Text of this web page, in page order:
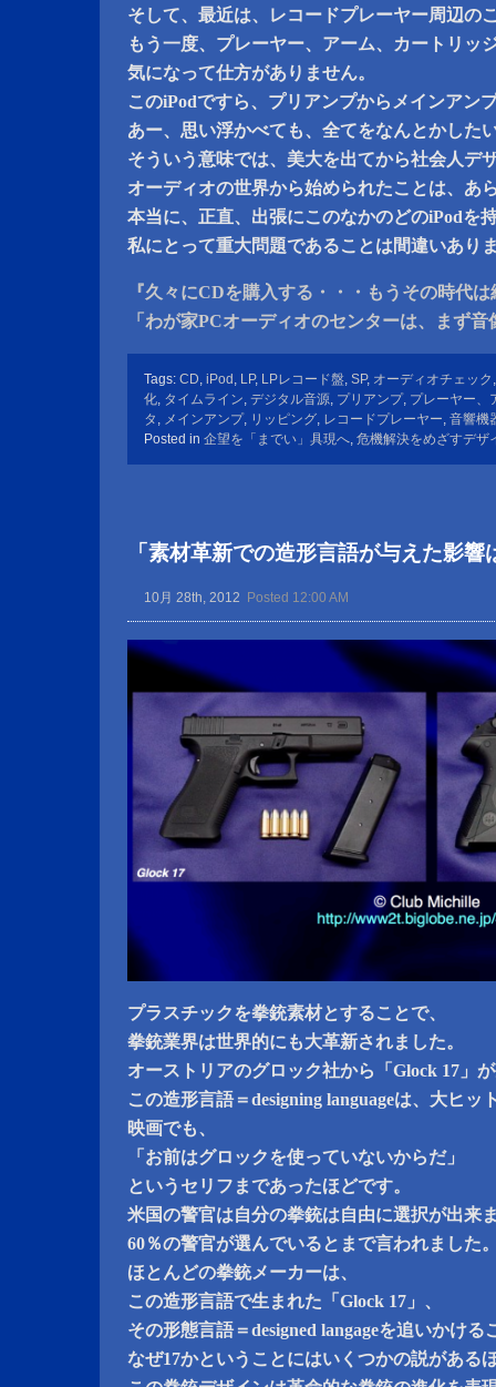
そして、最近は、レコードプレーヤー周辺の
もう一度、プレーヤー、アーム、カートリッ
気になって仕方がありません。
このiPodですら、プリアンプからメインアン
あー、思い浮かべても、全てをなんとかした
そういう意味では、美大を出てから社会人デ
オーディオの世界から始められたことは、あ
本当に、正直、出張にこのなかのどのiPodを
私にとって重大問題であることは間違いあり
『久々にCDを購入する・・・もうその時代
「わが家PCオーディオのセンターは、まず音
Tags: CD, iPod , LP, LPレコード盤, SP, オーディオチェック
化, タイムライン, デジタル音源, プリアンプ, プレーヤー、
タ , メインアンプ, リッピング, レコードプレーヤー, 音響機
Posted in 企望を「までい」具現へ, 危機解決をめざすデザ
「素材革新での造形言語が与えた影
10月 28th, 2012 Posted 12:00 AM
プラスチックを拳銃素材とすることで、
拳銃業界は世界的にも大革新されました。
オーストリアのグロック社から「Glock 17」
この造形言語＝designing languageは、大ヒッ
映画でも、
「お前はグロックを使っていないからだ」
というセリフまであったほどです。
米国の警官は自分の拳銃は自由に選択が出来
60％の警官が選んでいるとまで言われました
ほとんどの拳銃メーカーは、
この造形言語で生まれた「Glock 17」、
その形態言語＝designed langageを追いかける
なぜ17かということにはいくつかの説がある